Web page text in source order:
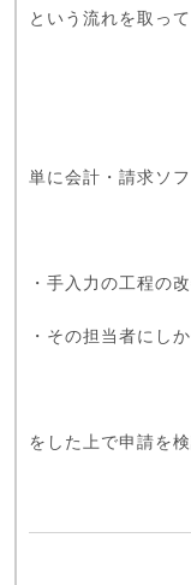
という流れを取って
単に会計・請求ソ
・手入力の工程の
・その担当者にし
をした上で申請を